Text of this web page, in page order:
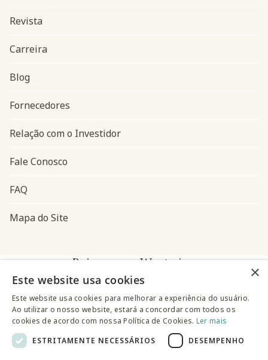
Navegação do rodapé
Revista
Carreira
Blog
Fornecedores
Relação com o Investidor
Fale Conosco
FAQ
Mapa do Site
Baixe o app Westwing
×
Este website usa cookies
Este website usa cookies para melhorar a experiência do usuário.
Ao utilizar o nosso website, estará a concordar com todos os
cookies de acordo com nossa Política de Cookies. Ler mais
ESTRITAMENTE NECESSÁRIOS
DESEMPENHO